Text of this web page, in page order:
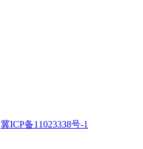
冀ICP备11023338号-1